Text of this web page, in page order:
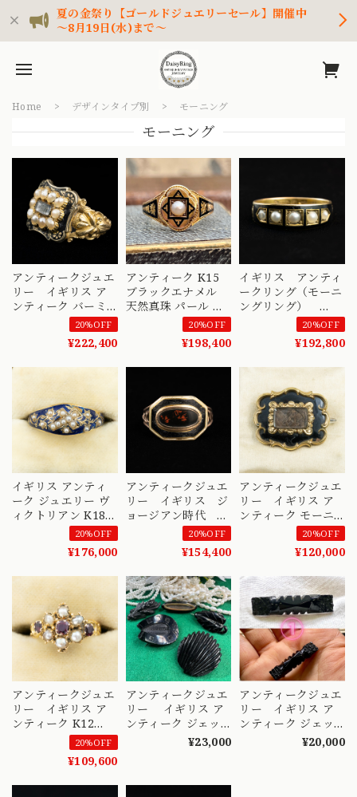
夏の金祭り【ゴールドジュエリーセール】開催中
～8月19日(水)まで～
Home デザインタイプ別 モーニング
モーニング
アンティークジュエ
リー イギリス ア
ンティーク バーミ
ンガム 1832 1834
彫刻有り 勿忘草
K18 パール モーニ
ング 指輪 〜メッセ
ージと共に引き継が
れる想い〜
DR00658
20%OFF
¥222,400
アンティーク K15
ブラックエナメル
天然真珠 パール リ
ング 1900年 バーミ
ンガム イギリス モ
ーニングジュエリー
20%OFF
¥198,400
イギリス アンティ
ークリング（モーニ
ングリング）
1892年 My
loving husband /
IN MEMORY
経て届いた愛と絆の
指輪〜DR00659
20%OFF
¥192,800
イギリス アンティ
ーク ジュエリー ヴ
ィクトリアン K18
ブルーエナメル シ
ードパール リング
1868年 バーミンガ
MOR00742
20%OFF
¥176,000
アンティークジュエ
リー イギリス ジ
ョージアン時代
1810年 アンティ
ークリング サーペ
ンタイン(蛇型)モー
DR00661
20%OFF
¥154,400
アンティークジュエ
リー イギリス ア
ンティーク モーニ
ング hair 編み込み
ジュエリー ブロー
ュエリー〜
DBR00141
20%OFF
¥120,000
アンティークジュエ
リー イギリス ア
ンティーク K12
hair モーニング
リング 1857年
天然ガーネット パ
20%OFF
¥109,600
アンティークジュエ
リー イギリス ア
ンティーク ジェッ
ト ブローチ 5種類〜
漆黒の輝きが美しい
¥23,000
アンティークジュエ
リー イギリス ア
ンティーク ジェッ
ト ブローチ 8種類〜
漆黒の輝きが美しい
¥20,000